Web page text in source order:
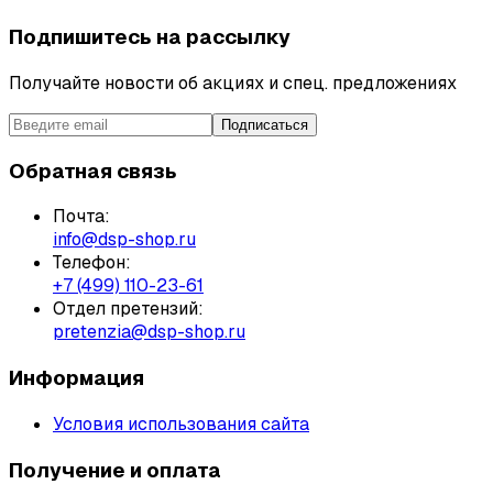
Подпишитесь на рассылку
Получайте новости об акциях и спец. предложениях
Подписаться
Обратная связь
Почта:
info@dsp-shop.ru
Телефон:
+7 (499) 110-23-61
Отдел претензий:
pretenzia@dsp-shop.ru
Информация
Условия использования сайта
Получение и оплата